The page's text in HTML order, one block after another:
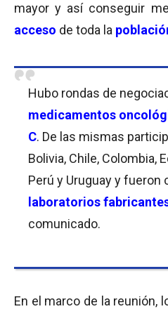
mayor y así conseguir
acceso de toda la
Hubo rondas de
medicamentos
C. De las mismas
Bolivia, Chile, Colombia,
Perú y Uruguay y fueron
laboratorios
comunicado.
En el marco de la reunión,